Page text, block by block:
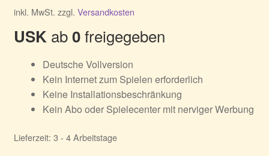
inkl. MwSt. zzgl. Versandkosten
USK ab0freigegeben
Deutsche Vollversion
Kein Internet zum Spielen erforderlich
Keine Installationsbeschränkung
Kein Abo oder Spielecenter mit nerviger Werbung
Lieferzeit: 3 - 4 Arbeitstage